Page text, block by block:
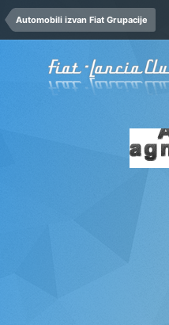
Automobili izvan Fiat Grupacije